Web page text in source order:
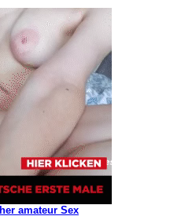
amateur Sex